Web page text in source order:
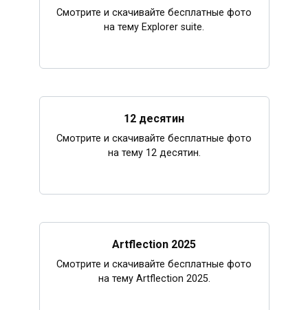
Смотрите и скачивайте бесплатные фото
на тему Explorer suite.
12 десятин
Смотрите и скачивайте бесплатные фото
на тему 12 десятин.
Artflection 2025
Смотрите и скачивайте бесплатные фото
на тему Artflection 2025.